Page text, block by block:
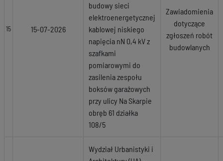
15 15-07-2026
budowy sieci
elektroenergetycznej
kablowej niskiego
napięcia nN 0,4 kV z
szafkami
pomiarowymi do
zasilenia zespołu
boksów garażowych
przy ulicy Na Skarpie
obręb 61 działka
108/5
Zawiadomienia
dotyczące
zgłoszeń robót
budowlanych
Wydział Urbanistyki i